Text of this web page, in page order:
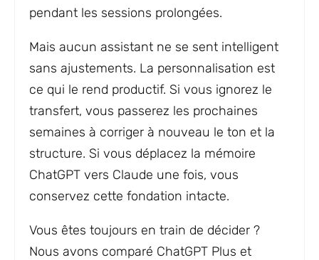
pendant les sessions prolongées.
Mais aucun assistant ne se sent intelligent
sans ajustements. La personnalisation est
ce qui le rend productif. Si vous ignorez le
transfert, vous passerez les prochaines
semaines à corriger à nouveau le ton et la
structure. Si vous déplacez la mémoire
ChatGPT vers Claude une fois, vous
conservez cette fondation intacte.
Vous êtes toujours en train de décider ?
Nous avons comparé ChatGPT Plus et